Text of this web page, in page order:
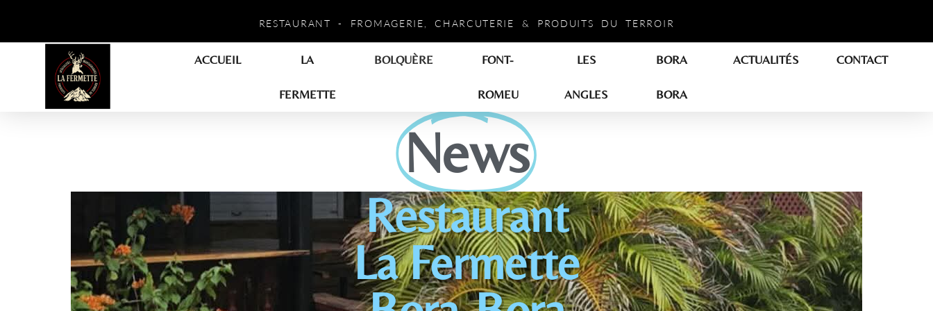
RESTAURANT - FROMAGERIE, CHARCUTERIE & PRODUITS DU TERROIR
ACCUEIL LA
FERMETTE
BOLQUÈRE FONT-
ROMEU
LES
ANGLES
BORA
BORA
ACTUALITÉS CONTACT
News
Restaurant
La Fermette